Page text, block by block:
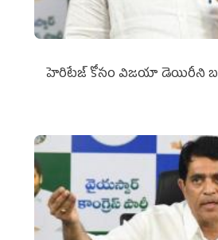
హెరిటేజ్ కోసం విజయా డెయిరీని బలి